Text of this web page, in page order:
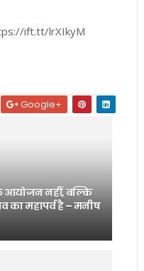
ift.tt/lrXIkyM
Google+
आयोजन नहीं, बल्कि
महापर्व है – मनीष